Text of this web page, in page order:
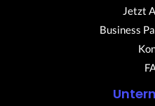
Jetzt
Business